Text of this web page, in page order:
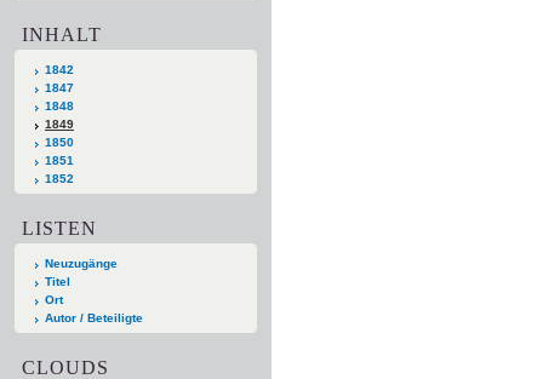
INHALT
1842
1847
1848
1849
1850
1851
1852
LISTEN
Neuzugänge
Titel
Ort
Autor / Beteiligte
CLOUDS